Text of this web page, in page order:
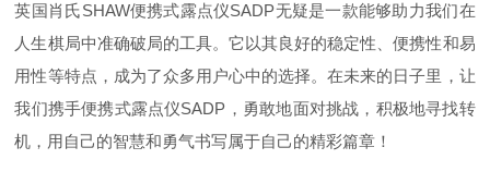
英国肖氏SHAW便携式露点仪SADP无疑是一款能够助力我们在
人生棋局中准确破局的工具。它以其良好的稳定性、便携性和易
用性等特点，成为了众多用户心中的选择。在未来的日子里，让
我们携手便携式露点仪SADP ，勇敢地面对挑战，积极地寻找转
机，用自己的智慧和勇气书写属于自己的精彩篇章！